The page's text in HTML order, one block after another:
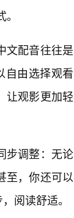
文配音往往是
自由选择观看
让观影更加轻
步调整：无论
至，你还可以
阅读舒适。